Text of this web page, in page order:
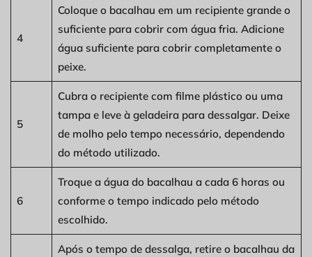
4
Coloque o bacalhau em um recipiente grande o
suficiente para cobrir com água fria. Adicione
água suficiente para cobrir completamente o
peixe.
5
Cubra o recipiente com filme plástico ou uma
tampa e leve à geladeira para dessalgar. Deixe
de molho pelo tempo necessário, dependendo
do método utilizado.
6
Troque a água do bacalhau a cada 6 horas ou
conforme o tempo indicado pelo método
escolhido.
Após o tempo de dessalga, retire o bacalhau da